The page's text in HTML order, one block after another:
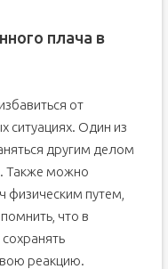
плача в
от
ситуациях. Один из
другим делом
Также можно
физическим путем,
что в
реакцию.